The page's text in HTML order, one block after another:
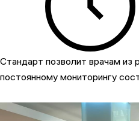
Стандарт позволит врачам из
постоянному мониторингу